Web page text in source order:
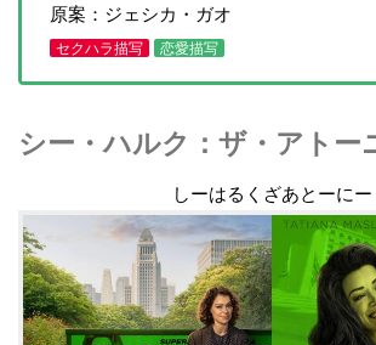
原案：ジェシカ・ガオ
セクハラ描写 恋愛描写
シー・ハルク：ザ・アトー
しーはるくざあとーにー